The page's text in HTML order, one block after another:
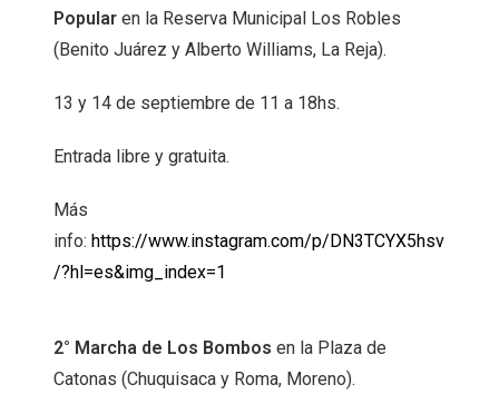
Popular en la Reserva Municipal Los Robles
(Benito Juárez y Alberto Williams, La Reja).
13 y 14 de septiembre de 11 a 18hs.
Entrada libre y gratuita.
Más
info: https://www.instagram.com/p/DN3TCYX5hsv
/?hl=es&img_index=1
2° Marcha de Los Bombos en la Plaza de
Catonas (Chuquisaca y Roma, Moreno).